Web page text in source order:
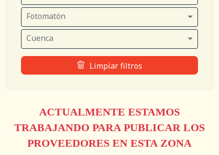
Fotomatón
Cuenca
Limpiar filtros
ACTUALMENTE ESTAMOS
TRABAJANDO PARA PUBLICAR LOS
PROVEEDORES EN ESTA ZONA